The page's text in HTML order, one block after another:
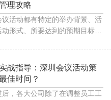
理攻略
议活动都有特定的举办背景、活
形式、所要达到的预期目标，
战指导：深圳会议活动策
佳时间？
后，各大公司除了在调整员工工